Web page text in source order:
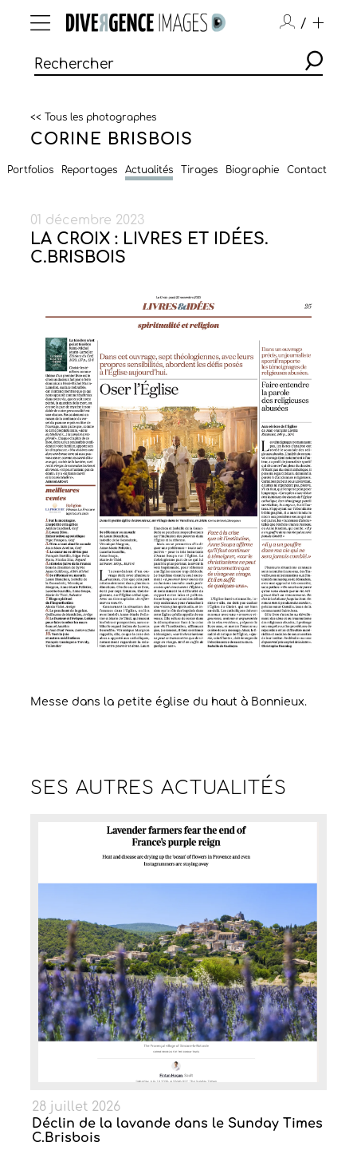
/
<< Tous les photographes
CORINE BRISBOIS
Portfolios Reportages Actualités Tirages Biographie Contact
01 décembre 2023
LA CROIX : LIVRES ET IDÉES.
C.BRISBOIS
Messe dans la petite église du haut à Bonnieux.
SES AUTRESACTUALITÉS
28 juillet 2026
Déclin de la lavande dans le Sunday Times
C.Brisbois